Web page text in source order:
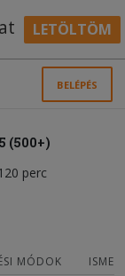
LETÖLTÖM
BELÉPÉS
(500+)
perc
MÓDOK